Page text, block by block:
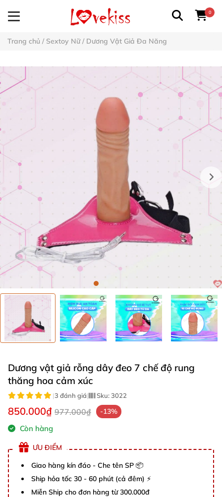
0
Trang chủ / Sextoy Nữ/ Dương Vật Giả Đa Năng
Dương vật giả rỗng dây đeo 7 chế độ rung
thăng hoa cảm xúc
|3 đánh giá| Sku:3022
850.000₫ 977.000₫ -13%
Còn hàng
ƯU ĐIỂM
Giao hàng kín đáo - Che tên SP 📦
Ship hỏa tốc 30 - 60 phút (cả đêm) ⚡
Miễn Ship cho đơn hàng từ 300.000đ